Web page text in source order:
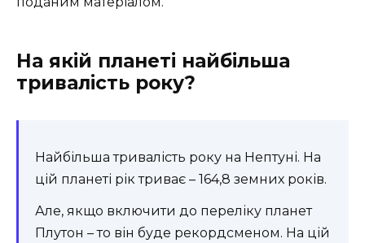
На якій планеті найбільша
тривалість року?
Найбільша тривалість року на Нептуні. На
цій планеті рік триває – 164,8 земних років.
Але, якщо включити до переліку планет
Плутон – то він буде рекордсменом. На цій